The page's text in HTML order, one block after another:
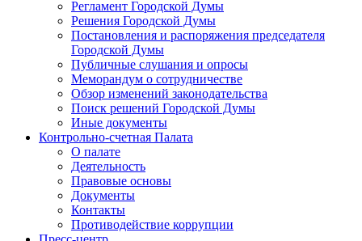
Регламент Городской Думы
Решения Городской Думы
Постановления и распоряжения председателя
Городской Думы
Публичные слушания и опросы
Меморандум о сотрудничестве
Обзор изменений законодательства
Поиск решений Городской Думы
Иные документы
Контрольно-счетная Палата
О палате
Деятельность
Правовые основы
Документы
Контакты
Противодействие коррупции